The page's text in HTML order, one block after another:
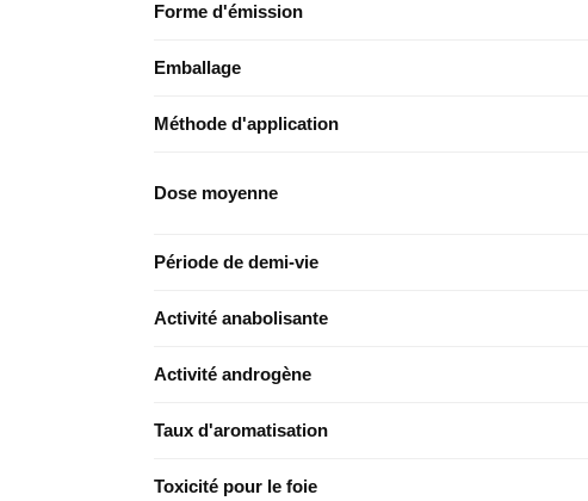
Forme d'émission
Emballage
Méthode d'application
Dose moyenne
Période de demi-vie
Activité anabolisante
Activité androgène
Taux d'aromatisation
Toxicité pour le foie